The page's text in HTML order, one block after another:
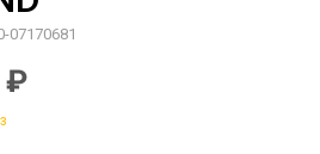
07170681
₽